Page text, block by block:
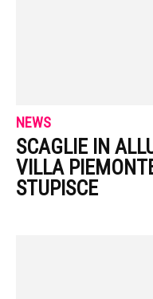
NEWS
SCAGLIE IN
VILLA
STUPISCE